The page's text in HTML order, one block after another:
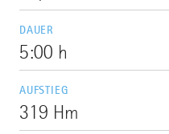
DAUER
5:00 h
AUFSTIEG
319 Hm